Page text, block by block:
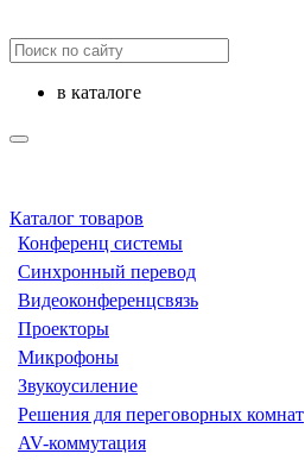
в каталоге
Каталог товаров
Конференц системы
Синхронный перевод
Видеоконференцсвязь
Проекторы
Микрофоны
Звукоусиление
Решения для переговорных комнат
AV-коммутация